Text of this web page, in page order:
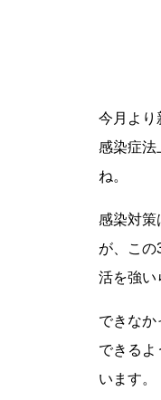
今月より
感染症法
ね。
感染対策
が、この
活を強い
できなか
できるよ
います。